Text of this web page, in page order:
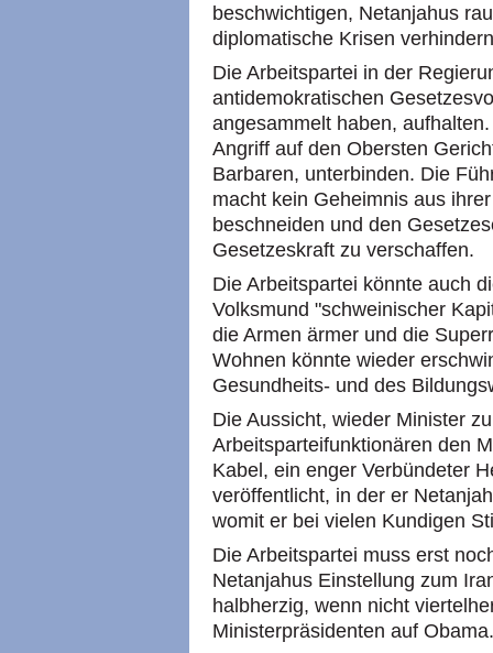
beschwichtigen, Netanjahus
diplomatische Krisen
Die Arbeitspartei in der
antidemokratischen
angesammelt haben,
Angriff auf den Obersten
Barbaren, unterbinden. Die
macht kein Geheimnis aus
beschneiden und den
Gesetzeskraft zu verschaffen.
Die Arbeitspartei könnte auch
Volksmund "schweinischer
die Armen ärmer und die
Wohnen könnte wieder
Gesundheits- und des
Die Aussicht, wieder Minister
Arbeitsparteifunktionären den
Kabel, ein enger Verbündeter
veröffentlicht, in der er
womit er bei vielen Kundigen
Die Arbeitspartei muss erst
Netanjahus Einstellung zum
halbherzig, wenn nicht
Ministerpräsidenten auf Obama.